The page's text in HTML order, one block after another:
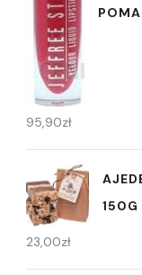
95,90zł
150G
23,00zł